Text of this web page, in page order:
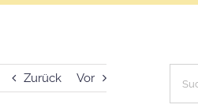
Zurück Vor